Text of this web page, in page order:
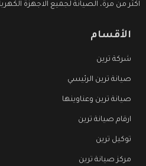
اكثر من مرة، الصيانة لجميع الاجهزة
الأقسام
شركة ترين
صيانة ترين الرئيسي
صيانة ترين وعناوينها
ارقام صيانة ترين
توكيل ترين
مركز صيانة ترين